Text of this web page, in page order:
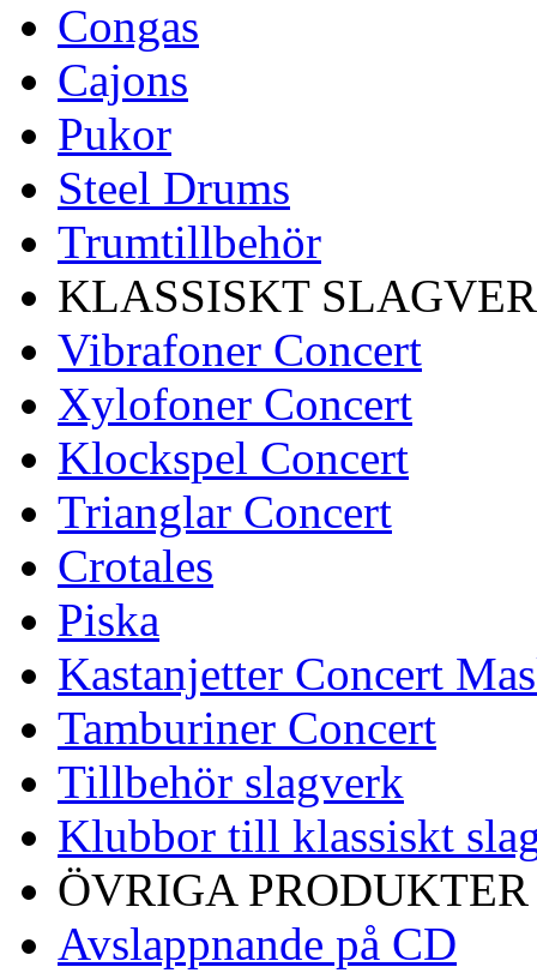
Congas
Cajons
Pukor
Steel Drums
Trumtillbehör
KLASSISKT
Vibrafoner Concert
Xylofoner Concert
Klockspel Concert
Trianglar Concert
Crotales
Piska
Kastanjetter Concert
Tamburiner Concert
Tillbehör slagverk
Klubbor till klassiskt
ÖVRIGA PRODUKTER
Avslappnande på CD